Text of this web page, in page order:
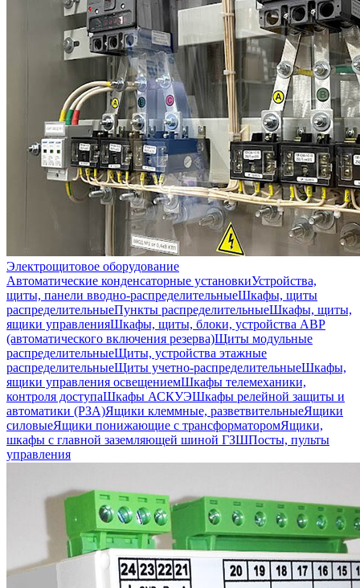
Электрощитовое оборудование
Автоматические конденсаторные установкиУстройства,
щиты, панели вводно-распределительныеШкафы, щиты
распределительныеПункты распределительныеШкафы, щиты,
ящики управленияШкафы, щиты, блоки, устройства АВР
(автоматического включения резерва)Щиты модульные
распределительныеЩиты, устройства этажные
распределительныеЩиты учетно-распределительныеШкафы,
ящики управления освещениемШкафы телемеханики,
контроля доступаШкафы АСКУЭШкафы релейной защиты и
автоматики (РЗА)Ящики клеммные, разветвительныеЯщики
силовыеЯщики понижающие с трансформаторомЯщики,
шкафы с главной заземляющей шиной ГЗШПосты, пульты
управления